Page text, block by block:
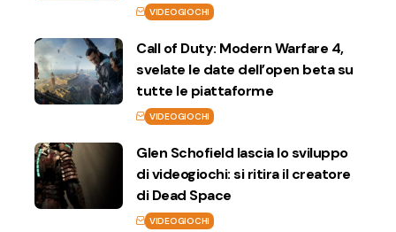
VIDEOGIOCHI
Call of Duty: Modern Warfare 4,
svelate le date dell’open beta su
tutte le piattaforme
VIDEOGIOCHI
Glen Schofield lascia lo sviluppo
di videogiochi: si ritira il creatore
di Dead Space
VIDEOGIOCHI